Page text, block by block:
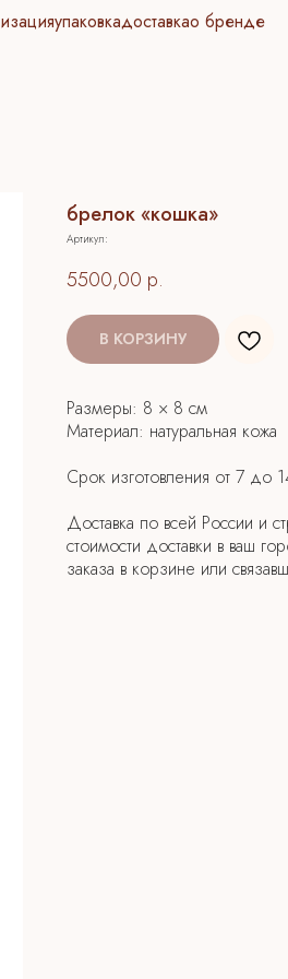
упаковкадоставкао бренде
брелок «кошка»
Артикул:
5500,00 р.
В КОРЗИНУ
Размеры: 8 × 8 см
Материал: натуральная кожа
Срок изготовления от 7 до
Доставка по всей России и
стоимости доставки в ваш
заказа в корзине или